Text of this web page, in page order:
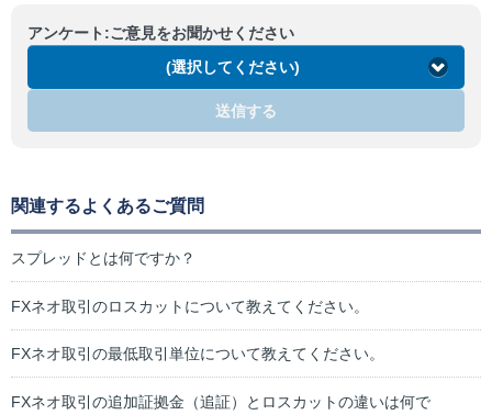
アンケート:ご意見をお聞かせください
(選択してください)
送信する
関連するよくあるご質問
スプレッドとは何ですか？
FXネオ取引のロスカットについて教えてください。
FXネオ取引の最低取引単位について教えてください。
FXネオ取引の追加証拠金（追証）とロスカットの違いは何で